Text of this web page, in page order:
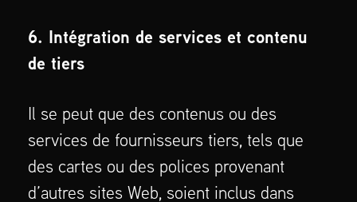
6. Intégration de services et contenu
de tiers
Il se peut que des contenus ou des
services de fournisseurs tiers, tels que
des cartes ou des polices provenant
d’autres sites Web, soient inclus dans